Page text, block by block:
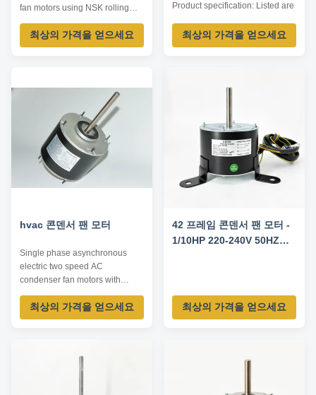
fan motors using NSK rolling
bearing Product specification:
Listed are representative
motors, only for reference,
customer requirements,
OEM/ODM offered. Model
Number Voltage /V Frequency ...
최상의 가격을 얻으세요
Product specification: Listed are
reference, dimensions and
parameters can be customized
offered. Model Number Voltage
최상의 가격을 얻으세요
hvac 콘덴서 팬 모터
Single phase asynchronous
electric two speed AC
condenser fan motors with
7.5uF capacitor Product
specification: Listed are
representative motors, only for
requirements, OEM/ODM
최상의 가격을 얻으세요
42 프레임 콘덴서 팬 모터 -
1/10HP 220-240V 50HZ
최상의 가격을 얻으세요